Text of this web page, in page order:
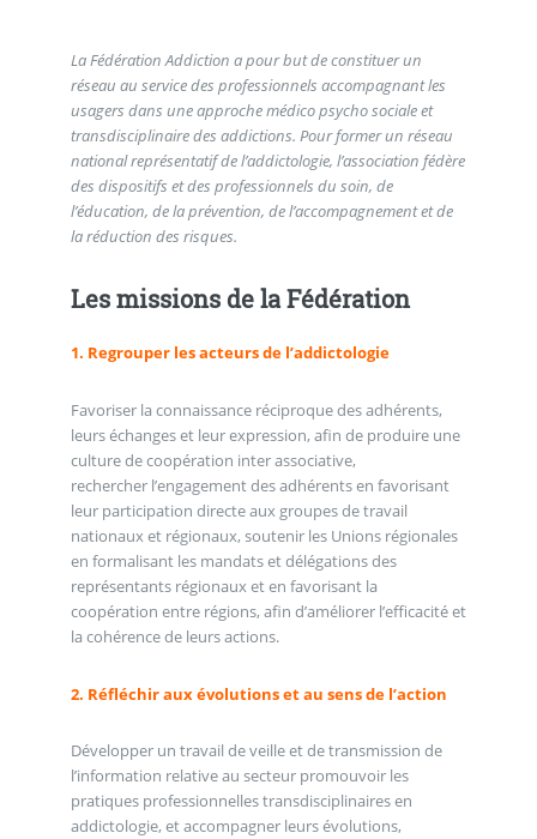
La Fédération Addiction a pour but de constituer un
réseau au service des professionnels accompagnant les
usagers dans une approche médico psycho sociale et
transdisciplinaire des addictions. Pour former un réseau
national représentatif de l’addictologie, l’association fédère
des dispositifs et des professionnels du soin, de
l’éducation, de la prévention, de l’accompagnement et de
la réduction des risques.
Les missions de la Fédération
1. Regrouper les acteurs de l’addictologie
Favoriser la connaissance réciproque des adhérents,
leurs échanges et leur expression, afin de produire une
culture de coopération inter associative,
rechercher l’engagement des adhérents en favorisant
leur participation directe aux groupes de travail
nationaux et régionaux, soutenir les Unions régionales
en formalisant les mandats et délégations des
représentants régionaux et en favorisant la
coopération entre régions, afin d’améliorer l’efficacité et
la cohérence de leurs actions.
2. Réfléchir aux évolutions et au sens de l’action
Développer un travail de veille et de transmission de
l’information relative au secteur promouvoir les
pratiques professionnelles transdisciplinaires en
addictologie, et accompagner leurs évolutions,